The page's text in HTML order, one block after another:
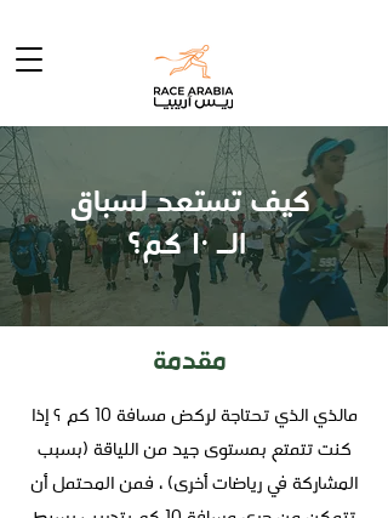
كيف تستعد لسباق
الـ ١٠ كم؟
مقدمة
مالذي الذي تحتاجة لركض مسافة 10 كم ؟ إذا
كنت تتمتع بمستوى جيد من اللياقة (بسبب
المشاركة في رياضات أخرى) ، فمن المحتمل أن